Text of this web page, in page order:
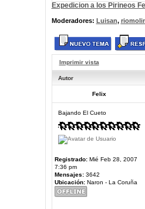
Expedicion a los Pirineos
Moderadores: Luisan,
Imprimir vista
Autor
Felix
Bajando El Cueto
Registrado:Mié Feb 28, 2007
7:36 pm
Mensajes:3642
Ubicación:Naron - La Coruña